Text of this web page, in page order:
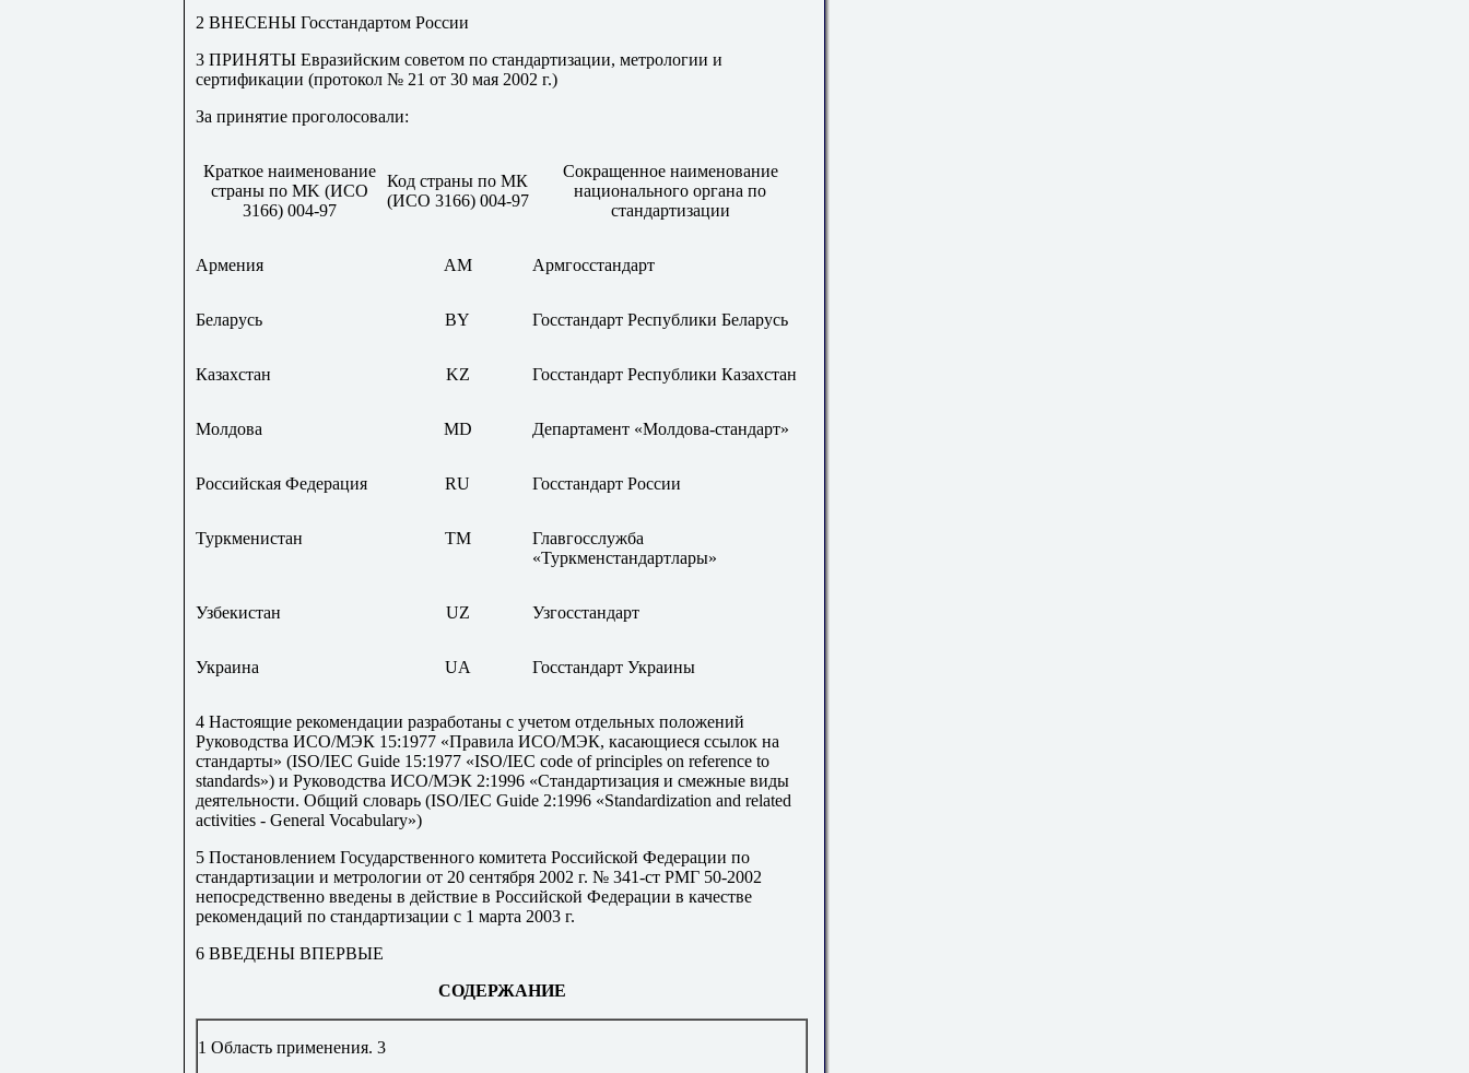
2 ВНЕСЕНЫ Госстандартом России
3 ПРИНЯТЫ Евразийским советом по стандартизации, метрологии и
сертификации (протокол № 21 от 30 мая 2002 г.)
За принятие проголосовали:
Краткое наименование
страны по MK (ИСО
3166) 004-97
Код страны по МК
(ИСО 3166) 004-97
Сокращенное наименование
национального органа по
стандартизации
Армения AM Армгосстандарт
Беларусь BY Госстандарт Республики Беларусь
Казахстан KZ Госстандарт Республики Казахстан
Молдова MD Департамент «Молдова-стандарт»
Российская Федерация RU Госстандарт России
Туркменистан TM
Главгосслужба
«Туркменстандартлары»
Узбекистан UZ Узгосстандарт
Украина UA Госстандарт Украины
4 Настоящие рекомендации разработаны с учетом отдельных положений
Руководства ИСО/МЭК 15:1977 «Правила ИСО/МЭК, касающиеся ссылок на
стандарты» (ISO/IEC Guide 15:1977 «ISO/IEC code of principles on reference to
standards») и Руководства ИСО/МЭК 2:1996 «Стандартизация и смежные виды
деятельности. Общий словарь (ISO/IEC Guide 2:1996 «Standardization and related
activities - General Vocabulary»)
5 Постановлением Государственного комитета Российской Федерации по
стандартизации и метрологии от 20 сентября 2002 г. № 341-ст РМГ 50-2002
непосредственно введены в действие в Российской Федерации в качестве
рекомендаций по стандартизации с 1 марта 2003 г.
6 ВВЕДЕНЫ ВПЕРВЫЕ
СОДЕРЖАНИЕ
1 Область применения. 3